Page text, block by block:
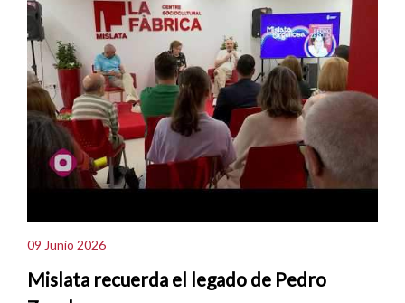
09 Junio 2026
Mislata recuerda el legado de Pedro